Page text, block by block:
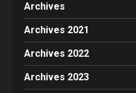
Archives
Archives 2021
Archives 2022
Archives 2023